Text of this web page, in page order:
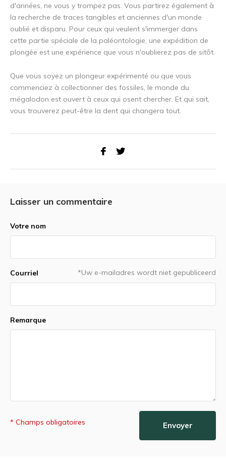
d'années, ne vous y trompez pas. Vous partirez également à
la recherche de traces tangibles et anciennes d'un monde
oublié et disparu. Pour ceux qui veulent s'immerger dans
cette partie spéciale de la paléontologie, une expédition de
plongée est une expérience que vous n'oublierez pas de sitôt.
Que vous soyez un plongeur expérimenté ou que vous
commenciez à collectionner des fossiles, le monde du
mégalodon est ouvert à ceux qui osent chercher. Et qui sait,
vous trouverez peut-être la dent qui changera tout.
Laisser un commentaire
Votre nom
Courriel *Uw e-mailadres wordt niet gepubliceerd
Remarque
* Champs obligatoires Envoyer